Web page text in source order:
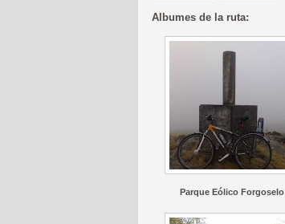
Albumes de la ruta:
Parque Eólico Forgoselo